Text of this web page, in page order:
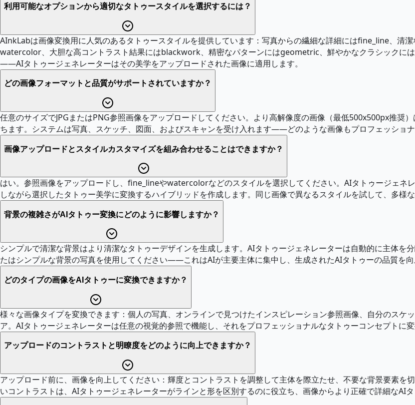
利用可能なオプションから適切なタトゥースタイルを選択するには？
AInkLabは画像変換用に人気のあるタトゥースタイルを提供しています：写真からの繊細な詳細にはfine_line、清
watercolor、大胆な高コントラスト結果にはblackwork、精密なパターンにはgeometric、鮮やかなクラシックに
——AIタトゥージェネレーターはその美学をアップロードされた画像に適用します。
どの画像フォーマットと品質がサポートされていますか？
任意のサイズでJPGまたはPNG参照画像をアップロードしてください。より高解像度の画像（最低500x500px推奨
ちます。システムは写真、スケッチ、図面、およびスキャンを受け入れます——どのような画像もプロフェッショナ
画像アップロードとスタイルカスタマイズを組み合わせることはできますか？
はい。参照画像をアップロードし、fine_lineやwatercolorなどのスタイルを選択してください。AIタトゥージェネ
しながら選択したタトゥー美学に変換するハイブリッドを作成します。同じ画像で異なるスタイルを試して、多様な
背景の複雑さがAIタトゥー変換にどのように影響しますか？
シンプルで清潔な背景はより清潔なタトゥーデザインを生成します。AIタトゥージェネレーターは自動的に主体を
たはシンプルな背景の写真を使用してください——これはAIが主要主体に集中し、生成されたAIタトゥーの品質を向
どのタイプの画像をAIタトゥーに変換できますか？
様々な画像タイプを変換できます：個人の写真、オンラインで見つけたインスピレーション参照画像、自分のス
ア。AIタトゥージェネレーターは任意の視覚的参照で機能し、それをプロフェッショナルなタトゥーコンセプトに変
アップロードのコントラストと明瞭度をどのように向上できますか？
アップロード前に、画像を向上してください：輝度とコントラストを調整して主体を際立たせ、不要な背景要素
いコントラストは、AIタトゥージェネレーターがラインと形を区別するのに役立ち、画像からより正確で詳細なAIタ